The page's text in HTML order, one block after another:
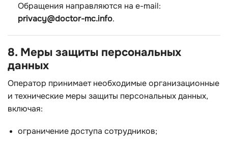
Обращения направляются на e-mail:
privacy@doctor-mc.info.
8. Меры защиты персональных
данных
Оператор принимает необходимые организационные
и технические меры защиты персональных данных,
включая:
ограничение доступа сотрудников;